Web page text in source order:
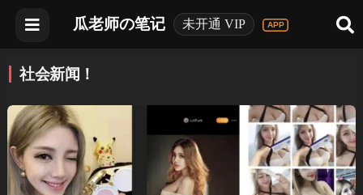
瓜老师の笔记 未开通 VIP
社会新闻！